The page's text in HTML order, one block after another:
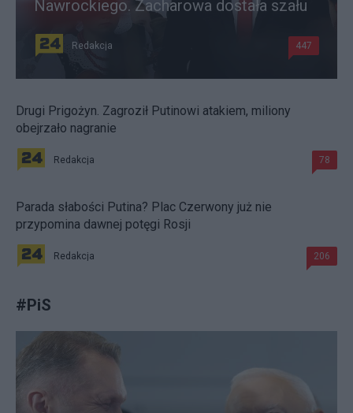
Nawrockiego. Zacharowa dostała szału
Redakcja 447
Drugi Prigożyn. Zagroził Putinowi atakiem, miliony
obejrzało nagranie
Redakcja 78
Parada słabości Putina? Plac Czerwony już nie
przypomina dawnej potęgi Rosji
Redakcja 206
#PiS